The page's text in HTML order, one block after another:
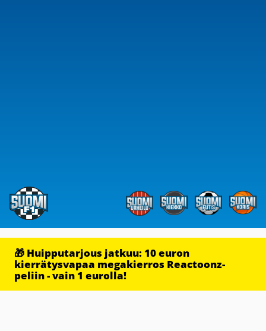
🎁 Huipputarjous jatkuu: 10 euron
kierrätysvapaa megakierros Reactoonz-
peliin - vain 1 eurolla!